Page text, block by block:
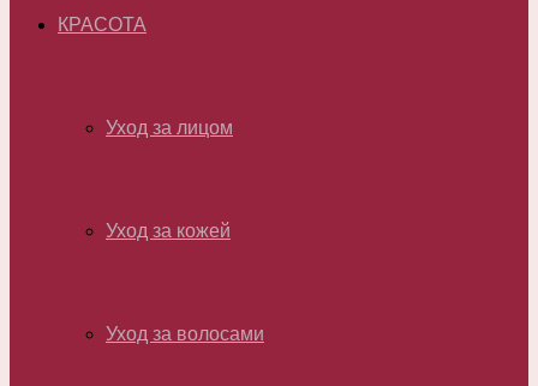
КРАСОТА
Уход за лицом
Уход за кожей
Уход за волосами